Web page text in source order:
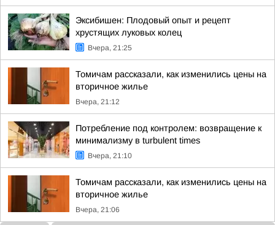
Эксибишен: Плодовый опыт и рецепт
хрустящих луковых колец
Вчера, 21:25
Томичам рассказали, как изменились цены на
вторичное жилье
Вчера, 21:12
Потребление под контролем: возвращение к
минимализму в turbulent times
Вчера, 21:10
Томичам рассказали, как изменились цены на
вторичное жилье
Вчера, 21:06